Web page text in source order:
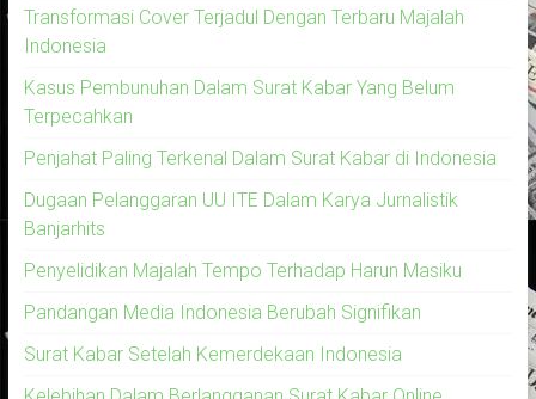
Transformasi Cover Terjadul Dengan Terbaru Majalah
Indonesia
Kasus Pembunuhan Dalam Surat Kabar Yang Belum
Terpecahkan
Penjahat Paling Terkenal Dalam Surat Kabar di Indonesia
Dugaan Pelanggaran UU ITE Dalam Karya Jurnalistik
Banjarhits
Penyelidikan Majalah Tempo Terhadap Harun Masiku
Pandangan Media Indonesia Berubah Signifikan
Surat Kabar Setelah Kemerdekaan Indonesia